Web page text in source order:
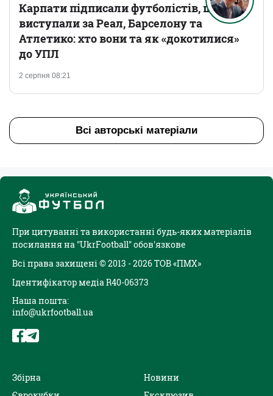
2 серпня 08:21
Карпати підписали футболістів, що
виступали за Реал, Барселону та
Атлетико: хто вони та як «докотилися»
до УПЛ
Всі авторські матеріали
При цитуванні та використанні будь-яких матеріалів
посилання на "UkrFootball" обов'язкове
Всі права захищені © 2013 - 2026 ТОВ «ПМХ»
Ідентифікатор медіа R40-06373
Наша пошта:
info@ukrfootball.ua
Збірна
Новини